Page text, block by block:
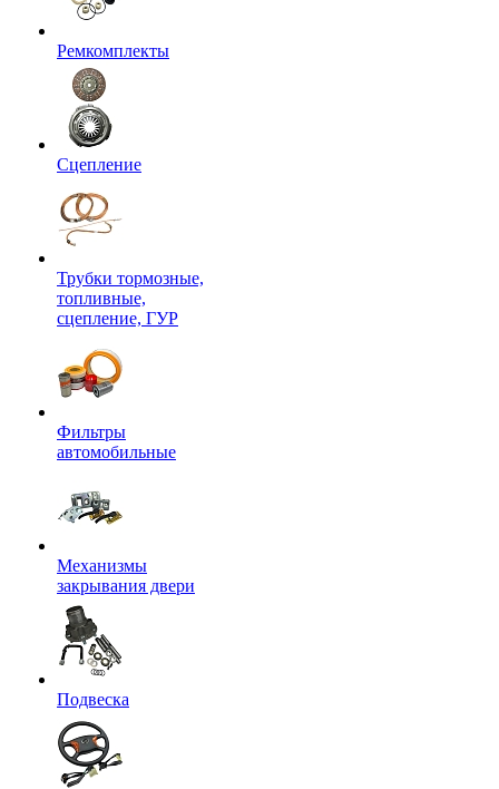
Ремкомплекты
Сцепление
Трубки тормозные,
топливные,
сцепление, ГУР
Фильтры
автомобильные
Механизмы
закрывания двери
Подвеска